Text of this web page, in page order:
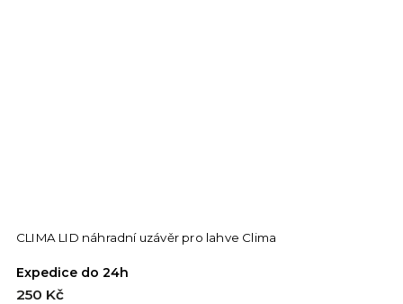
CLIMA LID náhradní uzávěr pro lahve Clima
Expedice do 24h
250 Kč